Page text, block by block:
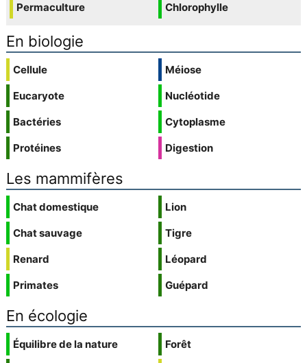
Permaculture
Chlorophylle
En biologie
Cellule
Eucaryote
Bactéries
Protéines
Méiose
Nucléotide
Cytoplasme
Digestion
Les mammifères
Chat domestique
Chat sauvage
Renard
Primates
Lion
Tigre
Léopard
Guépard
En écologie
Équilibre de la nature
Forêt